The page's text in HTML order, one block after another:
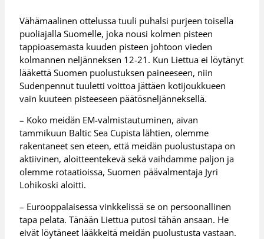
Vähämaalinen ottelussa tuuli puhalsi purjeen toisella
puoliajalla Suomelle, joka nousi kolmen pisteen
tappioasemasta kuuden pisteen johtoon vieden
kolmannen neljänneksen 12-21. Kun Liettua ei löytänyt
lääkettä Suomen puolustuksen paineeseen, niin
Sudenpennut tuuletti voittoa jättäen kotijoukkueen
vain kuuteen pisteeseen päätösneljänneksellä.
– Koko meidän EM-valmistautuminen, aivan
tammikuun Baltic Sea Cupista lähtien, olemme
rakentaneet sen eteen, että meidän puolustustapa on
aktiivinen, aloitteentekevä sekä vaihdamme paljon ja
olemme rotaatioissa, Suomen päävalmentaja Jyri
Lohikoski aloitti.
– Eurooppalaisessa vinkkelissä se on persoonallinen
tapa pelata. Tänään Liettua putosi tähän ansaan. He
eivät löytäneet lääkkeitä meidän puolustusta vastaan.